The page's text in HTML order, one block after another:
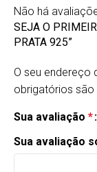
Não há
SEJA O
PRATA 925”
O seu endereço
obrigatórios
Sua avaliação *
Sua avaliação
Alternative: